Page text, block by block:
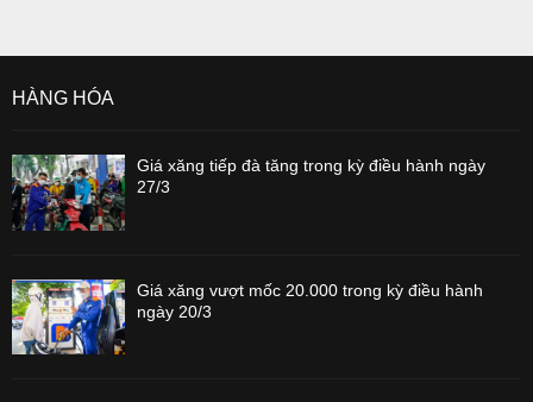
HÀNG HÓA
Giá xăng tiếp đà tăng trong kỳ điều hành ngày
27/3
Giá xăng vượt mốc 20.000 trong kỳ điều hành
ngày 20/3